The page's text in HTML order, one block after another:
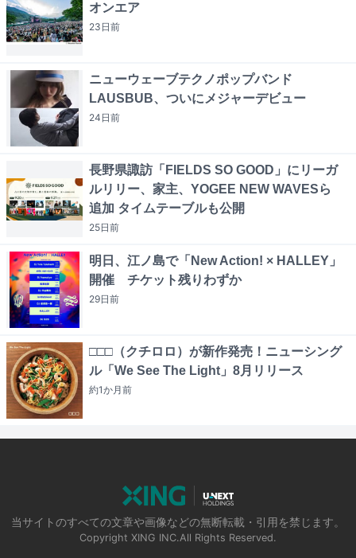
オンエア
23日前
ニューウェーブテクノポップバンド
LAUSBUB、ついにメジャーデビュー
24日前
長野県諏訪「FIELDS SO GOOD」にリーガ
ルリリー、家主、YOGEE NEW WAVESら
追加 タイムテーブルも公開
25日前
明日、江ノ島で「New Action! × HALLEY」
開催 チケット残りわずか
29日前
□□□（クチロロ）が新作発売！ニューシング
ル「We See The Light」8月リリース
約1か月前
当サイトのすべての文章や画像などの無断転載・引用を禁じます。
Copyright XING INC.All Rights Reserved.